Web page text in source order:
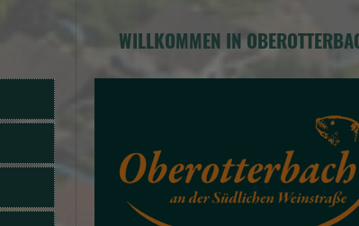
WILLKOMMEN IN